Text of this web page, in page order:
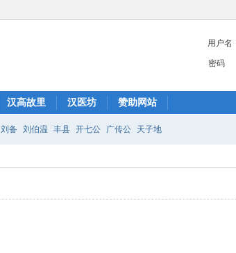
用户名
密码
汉高故里 汉医坊 赞助网站
刘备 刘伯温 丰县 开七公 广传公 天子地